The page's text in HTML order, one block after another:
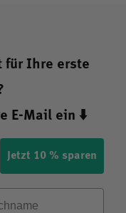
für Ihre erste
E-Mail ein ⬇️
Jetzt 10 % sparen